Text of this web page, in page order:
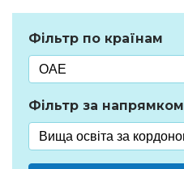
Фільтр по країнам
Фільтр за напрямком